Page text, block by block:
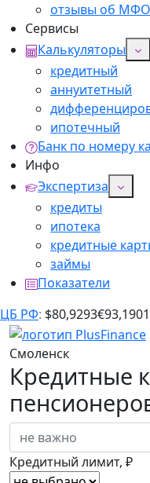
отзывы об МФО
Сервисы
Калькуляторы
кредитный
аннуитетный
ипотечный
Банк по номеру
Инфо
Экспертиза
кредиты
ипотека
кредитные
займы
Показатели
ЦБ РФ: $80,9293€93,1901
Смоленск
Кредитные
Кредитный лимит, ₽